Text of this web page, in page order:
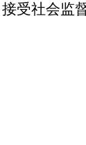
受社会监